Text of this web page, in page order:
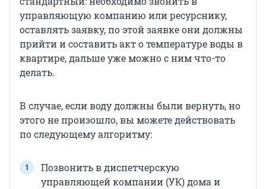
управляющую компанию или ресурснику,
оставлять заявку, по этой заявке они должны
прийти и составить акт о температуре воды в
квартире, дальше уже можно с ним что-то
делать.
В случае, если воду должны были вернуть, но
этого не произошло, вы можете действовать
по следующему алгоритму:
Позвонить в диспетчерскую
управляющей компании (УК) дома и